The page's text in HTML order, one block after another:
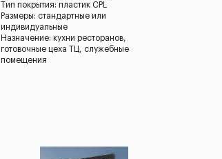
Тип покрытия: пластик CPL
Размеры: стандартные или
индивидуальные
Назначение: кухни ресторанов,
готовочные цеха ТЦ, служебные
помещения